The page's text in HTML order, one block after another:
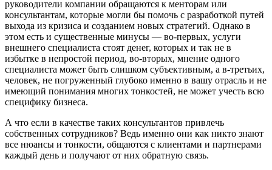
руководители компании обращаются к менторам или
консультантам, которые могли бы помочь с разработкой путей
выхода из кризиса и созданием новых стратегий. Однако в
этом есть и существенные минусы — во-первых, услуги
внешнего специалиста стоят денег, которых и так не в
избытке в непростой период, во-вторых, мнение одного
специалиста может быть слишком субъективным, а в-третьих,
человек, не погруженный глубоко именно в вашу отрасль и не
имеющий понимания многих тонкостей, не может учесть всю
специфику бизнеса.
А что если в качестве таких консультантов привлечь
собственных сотрудников? Ведь именно они как никто знают
все нюансы и тонкости, общаются с клиентами и партнерами
каждый день и получают от них обратную связь.